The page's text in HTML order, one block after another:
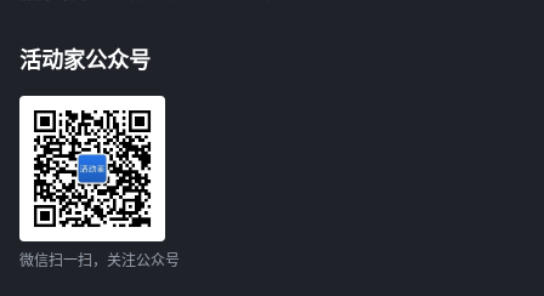
活动家公众号
微信扫一扫，关注公众号